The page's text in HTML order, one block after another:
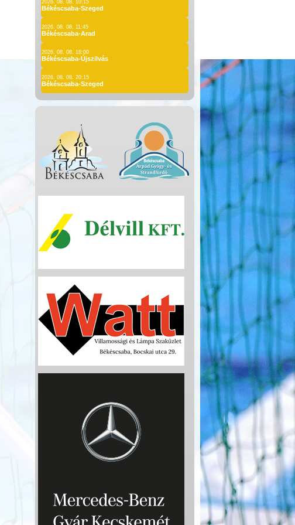
2026. 08. 08. 10:15
Békéscsaba-Szeged
2026. 08. 08. 11:45
Békéscsaba-Arad
2026. 08. 08. 18:00
Békéscsaba-Újszilvás
2026. 08. 08. 20:15
Békéscsaba-Szeged